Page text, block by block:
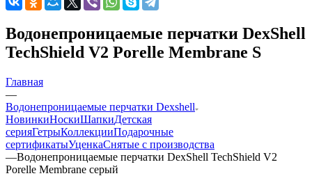
Водонепроницаемые перчатки DexShell
TechShield V2 Porelle Membrane S
Главная
—
Водонепроницаемые перчатки Dexshell
НовинкиНоскиШапкиДетская
серияГетрыКоллекцииПодарочные
сертификатыУценкаСнятые с производства
—Водонепроницаемые перчатки DexShell TechShield V2
Porelle Membrane серый